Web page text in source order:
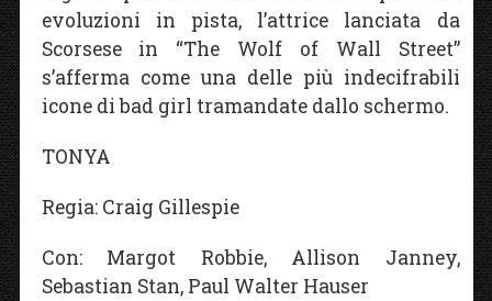
evoluzioni in pista, l’attrice lanciata da
Scorsese in “The Wolf of Wall Street”
s’afferma come una delle più indecifrabili
icone di bad girl tramandate dallo schermo.
TONYA
Regia: Craig Gillespie
Con: Margot Robbie, Allison Janney,
Sebastian Stan, Paul Walter Hauser